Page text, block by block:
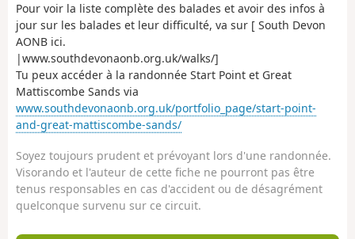
Pour voir la liste complète des balades et avoir des infos à
jour sur les balades et leur difficulté, va sur [ South Devon
AONB ici.
|www.southdevonaonb.org.uk/walks/]
Tu peux accéder à la randonnée Start Point et Great
Mattiscombe Sands via
www.southdevonaonb.org.uk/portfolio_page/start-point-
and-great-mattiscombe-sands/
Soyez toujours prudent et prévoyant lors d'une randonnée.
Visorando et l'auteur de cette fiche ne pourront pas être
tenus responsables en cas d'accident ou de désagrément
quelconque survenu sur ce circuit.